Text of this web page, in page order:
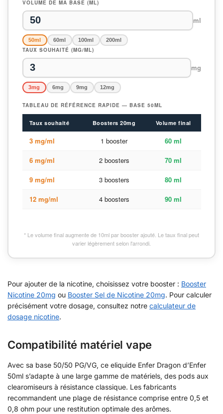
VOLUME DE MA BASE (ML)
ml
50ml 60ml 100ml 200ml
TAUX SOUHAITÉ (MG/ML)
mg
3mg 6mg 9mg 12mg
TABLEAU DE RÉFÉRENCE RAPIDE — BASE 50ML
Taux souhaité Boosters 20mg Volume final
3 mg/ml 1 booster 60 ml
6 mg/ml 2 boosters 70 ml
9 mg/ml 3 boosters 80 ml
12 mg/ml 4 boosters 90 ml
* Le volume final augmente de 10ml par booster ajouté. Le taux final peut
varier légèrement selon l'arrondi.
Pour ajouter de la nicotine, choisissez votre booster : Booster
Nicotine 20mg ou Booster Sel de Nicotine 20mg. Pour calculer
précisément votre dosage, consultez notre calculateur de
dosage nicotine.
Compatibilité matériel vape
Avec sa base 50/50 PG/VG, ce eliquide Enfer Dragon d’Enfer
50ml s’adapte à une large gamme de matériels, des pods aux
clearomiseurs à résistance classique. Les fabricants
recommandent une plage de résistance comprise entre 0,5 et
0,8 ohm pour une restitution optimale des arômes.